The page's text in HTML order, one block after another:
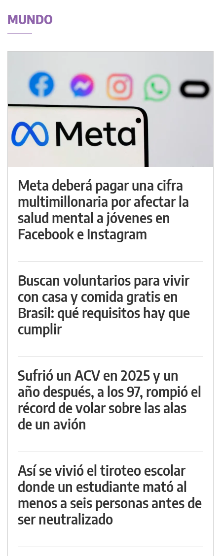
MUNDO
Meta deberá pagar una cifra
multimillonaria por afectar la
salud mental a jóvenes en
Facebook e Instagram
Buscan voluntarios para vivir
con casa y comida gratis en
Brasil: qué requisitos hay que
cumplir
Sufrió un ACV en 2025 y un
año después, a los 97, rompió el
récord de volar sobre las alas
de un avión
Así se vivió el tiroteo escolar
donde un estudiante mató al
menos a seis personas antes de
ser neutralizado